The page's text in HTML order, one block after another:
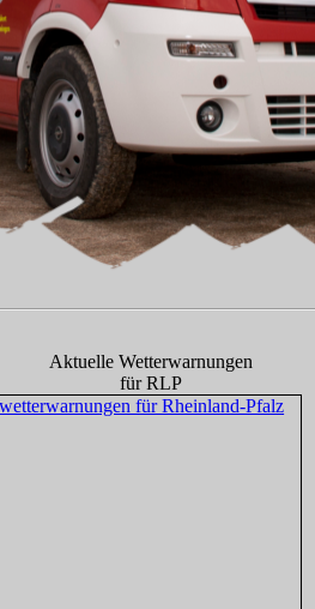
Aktuelle Wetterwarnungen
für RLP